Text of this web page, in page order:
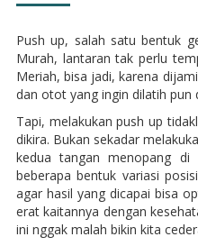
Push up, salah satu bentuk
Murah, lantaran tak perlu
Meriah, bisa jadi, karena
dan otot yang ingin dilatih pun
Tapi, melakukan push up
dikira. Bukan sekadar
kedua tangan menopang
beberapa bentuk variasi
agar hasil yang dicapai bisa
erat kaitannya dengan
ini nggak malah bikin kita